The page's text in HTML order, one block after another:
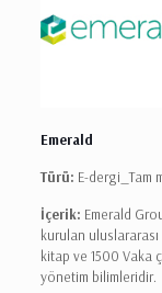
Emerald
Türü: E-dergi_Tam
İçerik: Emerald
kurulan
kitap ve 1500 Vaka
yönetim bilimleridir.